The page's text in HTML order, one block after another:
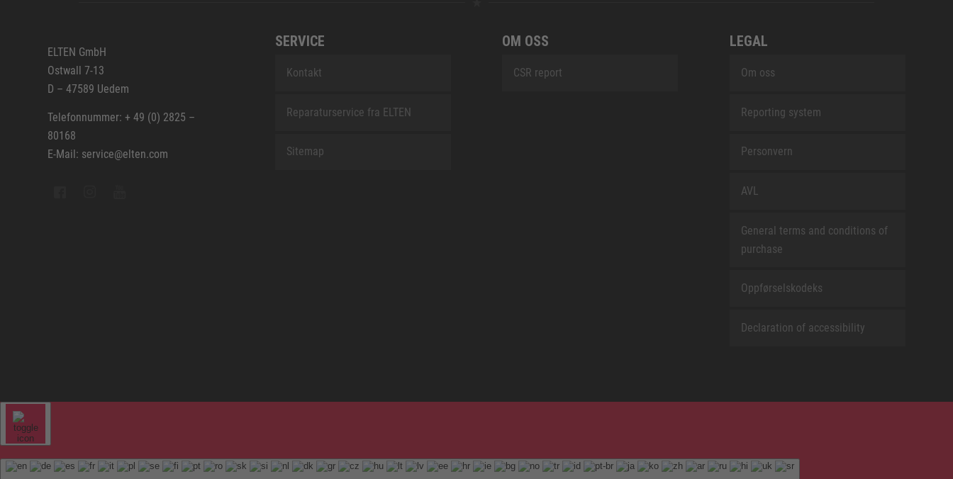
ELTEN GmbH
Ostwall 7-13
D – 47589 Uedem
Telefonnummer: + 49 (0) 2825 –
80168
E-Mail: service@elten.com
SERVICE
Kontakt
Reparaturservice fra ELTEN
Sitemap
OM OSS
CSR report
LEGAL
Om oss
Reporting system
Personvern
AVL
General terms and conditions of
purchase
Oppførselskodeks
Declaration of accessibility